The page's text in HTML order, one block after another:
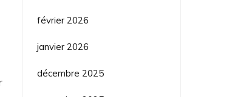
février 2026
janvier 2026
décembre 2025